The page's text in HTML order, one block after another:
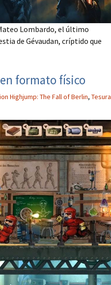
Lombardo, el último
de Gévaudan, críptido que
formato físico
Highjump: The Fall of Berlin, Tesura